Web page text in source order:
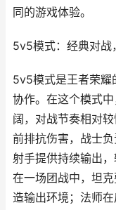
同的游戏体验。
5v5模式：经典对战
5v5模式是王者荣耀
协作。在这个模式中
阔，对战节奏相对
前排抗伤害，战士负
射手提供持续输出，
在一场团战中，坦
造输出环境；法师